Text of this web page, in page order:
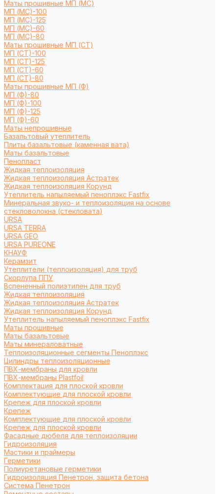
Маты прошивные МП (МС)
МП (МС)-100
МП (МС)-125
МП (МС)-60
МП (МС)-80
Маты прошивные МП (СТ)
МП (СТ)-100
МП (СТ)-125
МП (СТ)-60
МП (СТ)-80
Маты прошивные МП (Ф)
МП (Ф)-80
МП (Ф)-100
МП (Ф)-125
МП (Ф)-60
Маты непрошивные
Базальтовый утеплитель
Плиты базальтовые (каменная вата)
Маты базальтовые
Пенопласт
Жидкая теплоизоляция
Жидкая теплоизоляция Астратек
Жидкая теплоизоляция Корунд
Утеплитель напыляемый пеноплэкс Fastfix
Минеральная звуко- и теплоизоляция на основе
стекловолокна (стекловата)
URSA
URSA TERRA
URSA GEO
URSA PUREONE
КНАУФ
Керамзит
Утеплители (теплоизоляция) для труб
Cкорлупа ППУ
Вспененный полиэтилен для труб
Жидкая теплоизоляция
Жидкая теплоизоляция Астратек
Жидкая теплоизоляция Корунд
Утеплитель напыляемый пеноплэкс Fastfix
Маты прошивные
Маты базальтовые
Маты минераловатные
Теплоизоляционные сегменты Пеноплэкс
Цилиндры теплоизоляционные
ПВХ-мембраны для кровли
ПВХ-мембраны Plastfoil
Комплектация для плоской кровли
Комплектующие для плоской кровли
Крепеж для плоской кровли
Крепеж
Комплектующие для плоской кровли
Крепеж для плоской кровли
Фасадные дюбеля для теплоизоляции
Гидроизоляция
Мастики и праймеры
Герметики
Полиуретановые герметики
Гидроизоляция Пенетрон, защита бетона
Система Пенетрон